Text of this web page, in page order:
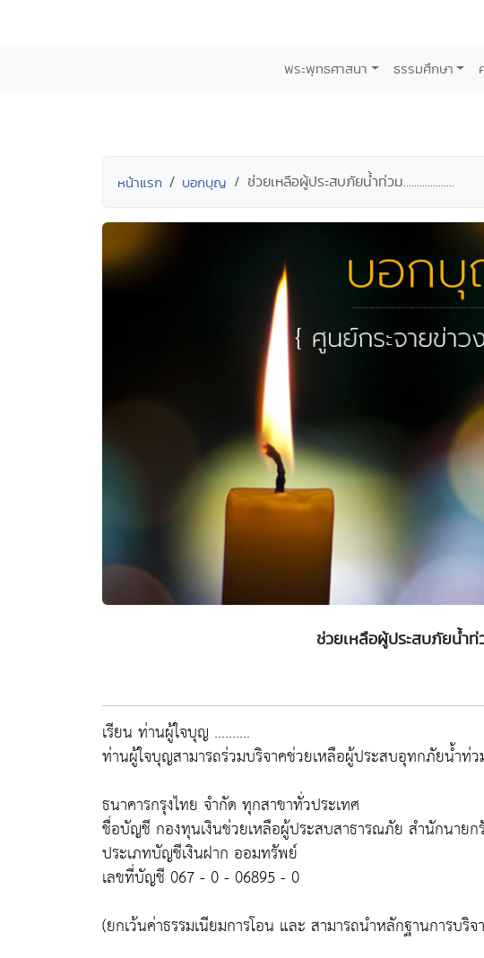
พระพุทธศาสนา ธรรมศึกษา
หน้าแรก บอกบุญ ช่วยเหลือผู้ประสบภัยน้ำท่วม...................
ช่วยเหลือผู้ประสบภัยน้ำท่วม
เรียน ท่านผู้ใจบุญ ..........
ท่านผู้ใจบุญสามารถร่วมบริจาคช่วยเหลือผู้ประสบอุทกภัยน้ำท่
ธนาคารกรุงไทย จำกัด ทุกสาขาทั่วประเทศ
ชื่อบัญชี กองทุนเงินช่วยเหลือผู้ประสบสาธารณภัย สำนักนายก
ประเภทบัญชีเงินฝาก ออมทรัพย์
เลขที่บัญชี 067 - 0 - 06895 - 0
(ยกเว้นค่าธรรมเนียมการโอน และ สามารถนำหลักฐานการบริ